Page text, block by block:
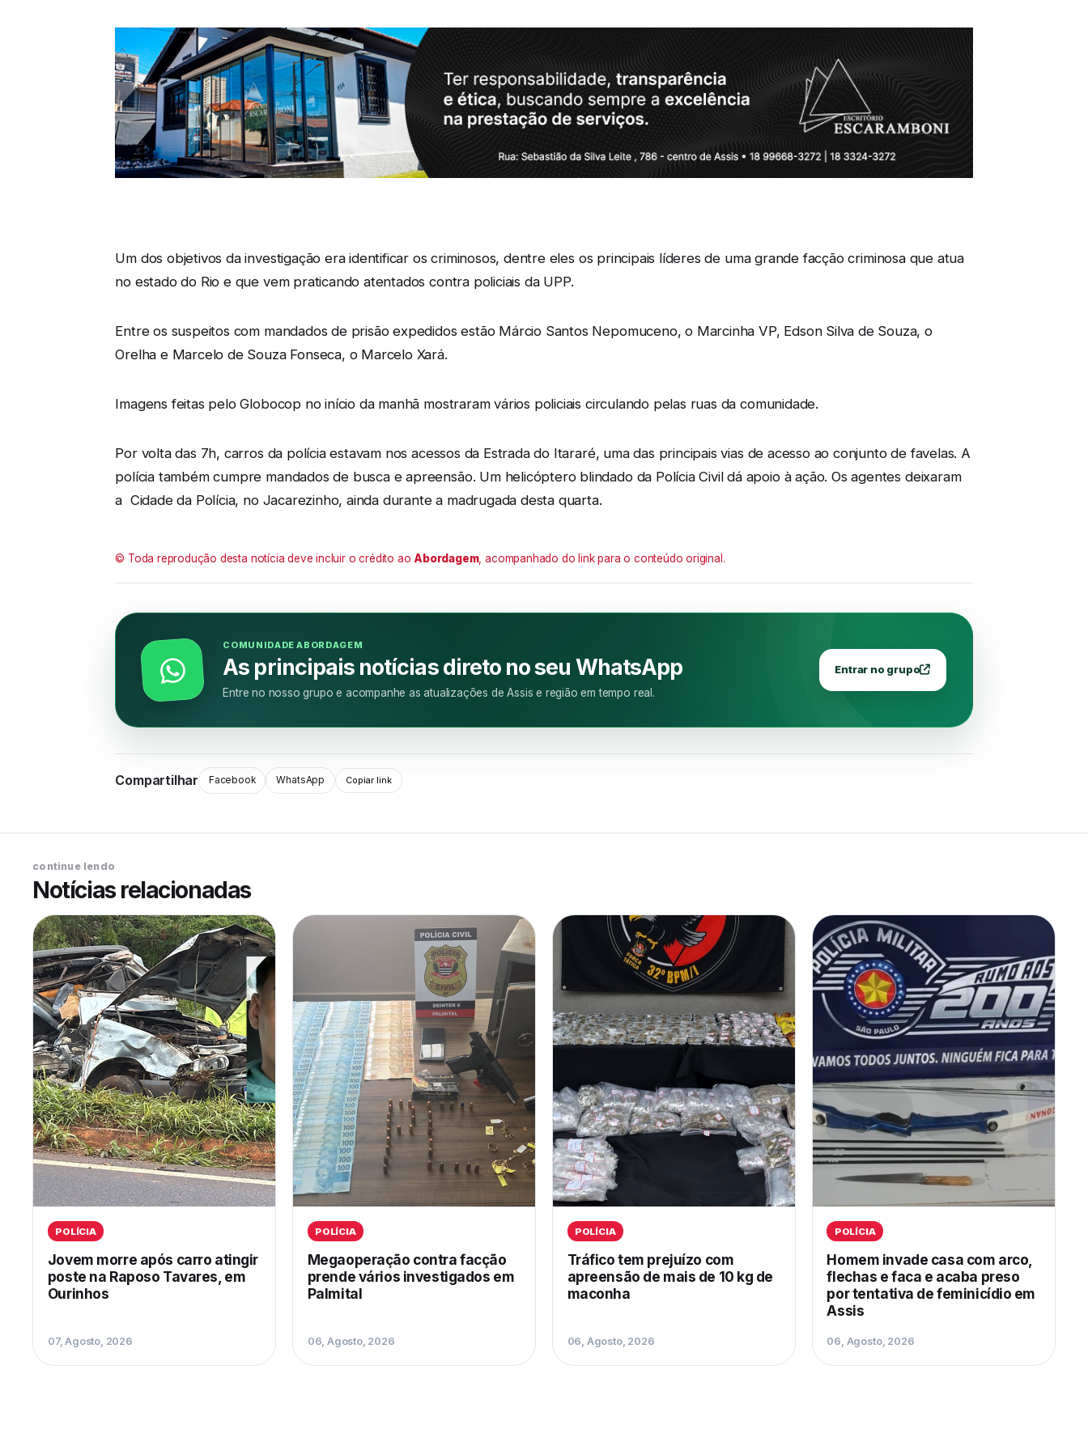
Um dos objetivos da investigação era identificar os criminosos, dentre eles os principais líderes de uma grande facção criminosa que atua
no estado do Rio e que vem praticando atentados contra policiais da UPP.
Entre os suspeitos com mandados de prisão expedidos estão Márcio Santos Nepomuceno, o Marcinha VP, Edson Silva de Souza, o
Orelha e Marcelo de Souza Fonseca, o Marcelo Xará.
Imagens feitas pelo Globocop no início da manhã mostraram vários policiais circulando pelas ruas da comunidade.
Por volta das 7h, carros da polícia estavam nos acessos da Estrada do Itararé, uma das principais vias de acesso ao conjunto de favelas. A
polícia também cumpre mandados de busca e apreensão. Um helicóptero blindado da Polícia Civil dá apoio à ação. Os agentes deixaram
a Cidade da Polícia, no Jacarezinho, ainda durante a madrugada desta quarta.
© Toda reprodução desta notícia deve incluir o crédito ao Abordagem, acompanhado do link para o conteúdo original.
COMUNIDADE ABORDAGEM
As principais notícias direto no seu WhatsApp
Entre no nosso grupo e acompanhe as atualizações de Assis e região em tempo real.
Entrar no grupo
Compartilhar Facebook WhatsApp Copiar link
continue lendo
Notícias relacionadas
POLÍCIA
Jovem morre após carro atingir
poste na Raposo Tavares, em
Ourinhos
07, Agosto, 2026
POLÍCIA
Megaoperação contra facção
prende vários investigados em
Palmital
06, Agosto, 2026
POLÍCIA
Tráfico tem prejuízo com
apreensão de mais de 10 kg de
maconha
06, Agosto, 2026
POLÍCIA
Homem invade casa com arco,
flechas e faca e acaba preso
por tentativa de feminicídio em
Assis
06, Agosto, 2026